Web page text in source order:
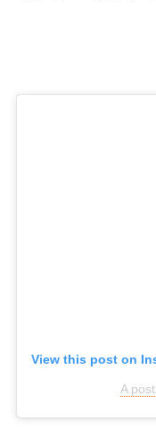
View this post on
A